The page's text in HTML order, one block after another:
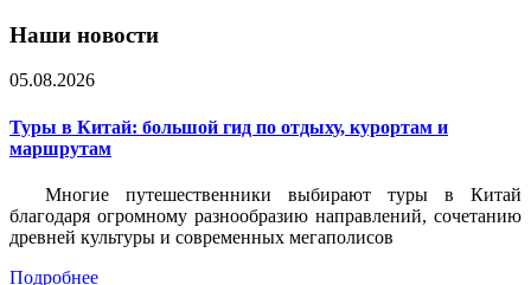
Наши новости
05.08.2026
Туры в Китай: большой гид по отдыху, курортам и
маршрутам
Многие путешественники выбирают туры в Китай
благодаря огромному разнообразию направлений, сочетанию
древней культуры и современных мегаполисов
Подробнее